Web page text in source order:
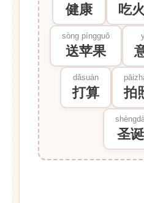
健康 吃
sòng píngguǒ
送苹果
dǎsuàn
打算 拍
圣